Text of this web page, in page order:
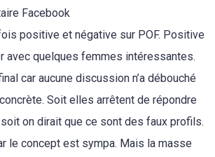
Facebook
positive et négative sur POF. Positive
avec quelques femmes intéressantes.
car aucune discussion n’a débouché
Soit elles arrêtent de répondre
on dirait que ce sont des faux profils.
le concept est sympa. Mais la masse